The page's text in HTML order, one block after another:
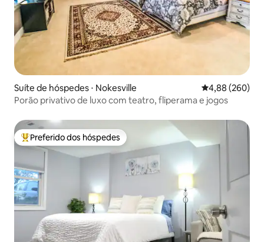
Suíte de hóspedes ⋅ Nokesville 4,88 de uma
4,88 (260)
Porão privativo de luxo com teatro, fliperama e jogos
Entre os melhores preferidos dos hóspedes
Preferido dos hóspedes